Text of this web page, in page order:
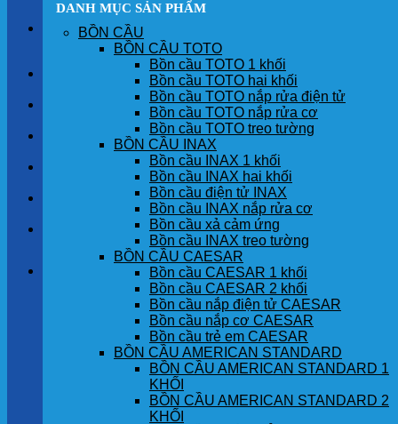
SẢN PHẨM
GÓC KHÁCH HÀNG
Chưa có sản phẩm trong giỏ hàng.
DANH MỤC SẢN PHẨM
BỒN CẦU
BỒN CẦU TOTO
Bồn cầu TOTO 1 khối
Bồn cầu TOTO hai khối
Bồn cầu TOTO nắp rửa điện tử
Bồn cầu TOTO nắp rửa cơ
Bồn cầu TOTO treo tường
BỒN CẦU INAX
Bồn cầu INAX 1 khối
Bồn cầu INAX hai khối
Bồn cầu điện tử INAX
Bồn cầu INAX nắp rửa cơ
Bồn cầu xả cảm ứng
Bồn cầu INAX treo tường
BỒN CẦU CAESAR
Bồn cầu CAESAR 1 khối
Bồn cầu CAESAR 2 khối
Bồn cầu nắp điện tử CAESAR
Bồn cầu nắp cơ CAESAR
Bồn cầu trẻ em CAESAR
BỒN CẦU AMERICAN STANDARD
BỒN CẦU AMERICAN STANDARD 1
KHỐI
BỒN CẦU AMERICAN STANDARD 2
KHỐI